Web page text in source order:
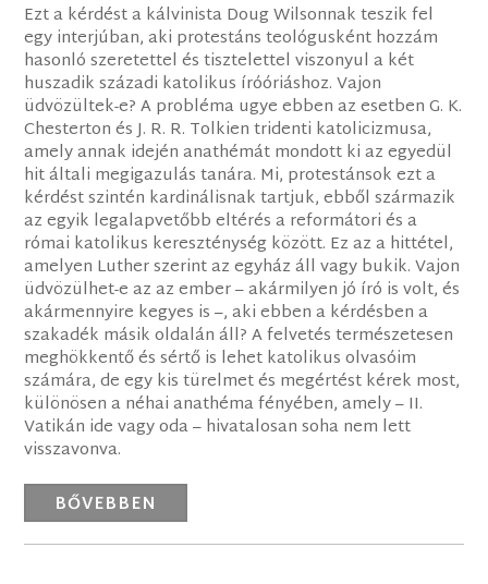
Ezt a kérdést a kálvinista Doug Wilsonnak teszik fel
egy interjúban, aki protestáns teológusként hozzám
hasonló szeretettel és tisztelettel viszonyul a két
huszadik századi katolikus íróóriáshoz. Vajon
üdvözültek-e? A probléma ugye ebben az esetben G. K.
Chesterton és J. R. R. Tolkien tridenti katolicizmusa,
amely annak idején anathémát mondott ki az egyedül
hit általi megigazulás tanára. Mi, protestánsok ezt a
kérdést szintén kardinálisnak tartjuk, ebből származik
az egyik legalapvetőbb eltérés a reformátori és a
római katolikus kereszténység között. Ez az a hittétel,
amelyen Luther szerint az egyház áll vagy bukik. Vajon
üdvözülhet-e az az ember – akármilyen jó író is volt, és
akármennyire kegyes is –, aki ebben a kérdésben a
szakadék másik oldalán áll? A felvetés természetesen
meghökkentő és sértő is lehet katolikus olvasóim
számára, de egy kis türelmet és megértést kérek most,
különösen a néhai anathéma fényében, amely – II.
Vatikán ide vagy oda – hivatalosan soha nem lett
visszavonva.
BŐVEBBEN